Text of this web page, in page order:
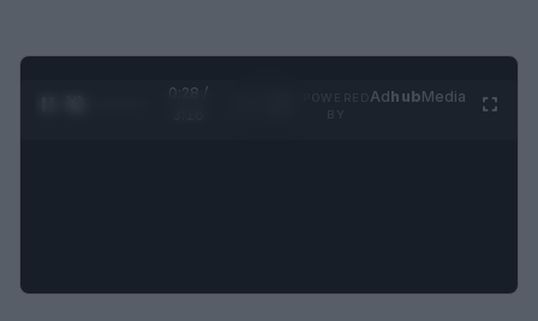
0:28 /
AdhubMedia